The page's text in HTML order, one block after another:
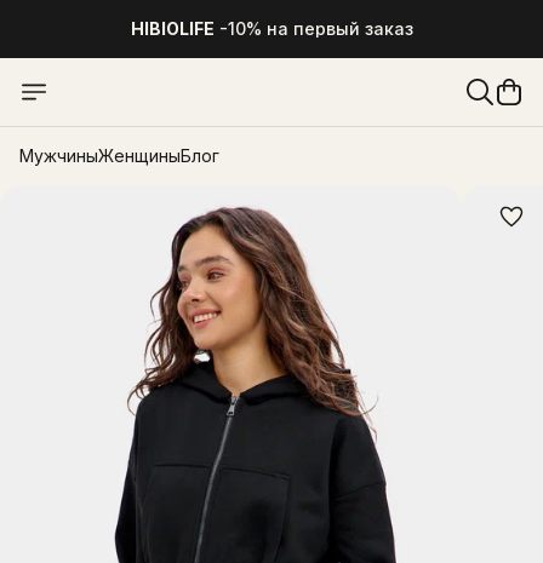
HIBIOLIFE -10% на первый заказ
МужчиныЖенщиныБлог